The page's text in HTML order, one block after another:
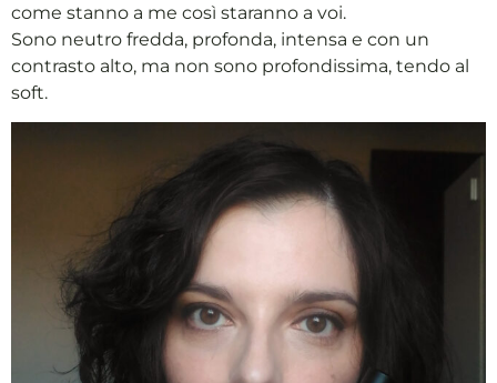
come stanno a me così staranno a voi.
Sono neutro fredda, profonda, intensa e con un
contrasto alto, ma non sono profondissima, tendo al
soft.